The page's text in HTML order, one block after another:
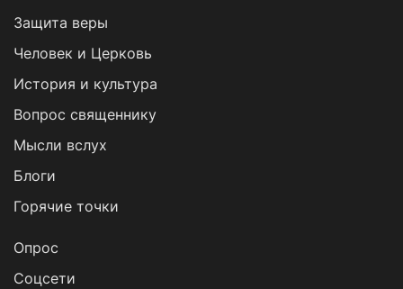
Защита веры
Человек и Церковь
История и культура
Вопрос священнику
Мысли вслух
Блоги
Горячие точки
Опрос
Cоцсети